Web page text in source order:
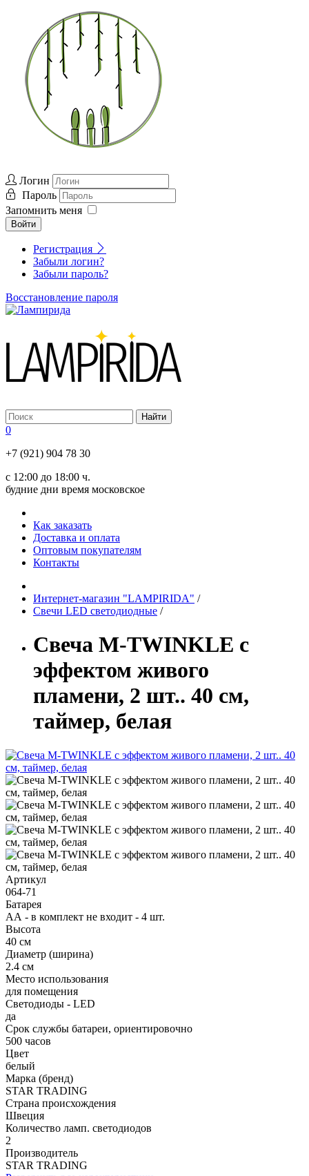
Логин
Пароль
Запомнить меня
Войти
Регистрация
Забыли логин?
Забыли пароль?
Восстановление пароля
0
+7 (921) 904 78 30
с 12:00 до 18:00 ч.
будние дни время московское
Как заказать
Доставка и оплата
Оптовым покупателям
Контакты
Интернет-магазин "LAMPIRIDA" /
Свечи LED светодиодные /
Свеча M-TWINKLE с
эффектом живого
пламени, 2 шт.. 40 см,
таймер, белая
Артикул
064-71
Батарея
АА - в комплект не входит - 4 шт.
Высота
40 см
Диаметр (ширина)
2.4 см
Место использования
для помещения
Светодиоды - LED
да
Срок службы батареи, ориентировочно
500 часов
Цвет
белый
Марка (бренд)
STAR TRADING
Страна происхождения
Швеция
Количество ламп. светодиодов
2
Производитель
STAR TRADING